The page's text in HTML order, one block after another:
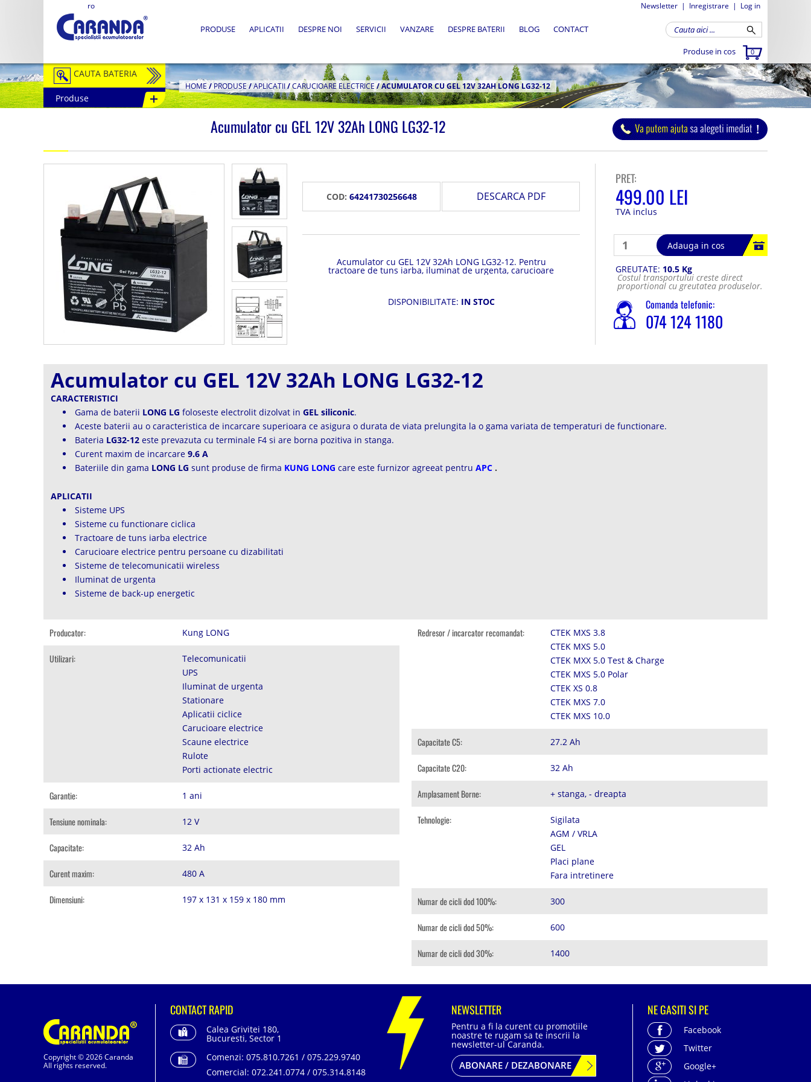
ro Newsletter | Inregistrare | Log in
Produse in cos 0
PRODUSE APLICATII DESPRE NOI SERVICII VANZARE DESPRE BATERII BLOG CONTACT
CAUTA BATERIA
Auto / Moto
Semitractiune
Redresoare
Accesorii Baterii
Produse
HOME/PRODUSE /APLICATII/CARUCIOARE ELECTRICE/ACUMULATOR CU GEL 12V 32AH LONG LG32-12
Acumulator cu GEL 12V 32Ah LONG LG32-12
COD: 64241730256648 DESCARCA PDF
Acumulator cu GEL 12V 32Ah LONG LG32-12. Pentru
tractoare de tuns iarba, iluminat de urgenta, carucioare
DISPONIBILITATE: IN STOC
PRET:
499.00 LEI
TVA inclus
Adauga in cos
GREUTATE: 10.5 Kg
Costul transportului creste direct
proportional cu greutatea produselor.
Comanda telefonic:
074 124 1180
Acumulator cu GEL 12V 32Ah LONG LG32-12
CARACTERISTICI
Gama de baterii LONG LG foloseste electrolit dizolvat in GEL siliconic.
Aceste baterii au o caracteristica de incarcare superioara ce asigura o durata de viata prelungita la o gama variata de temperaturi de functionare.
Bateria LG32-12 este prevazuta cu terminale F4 si are borna pozitiva in stanga.
Curent maxim de incarcare 9.6 A
Bateriile din gama LONG LG sunt produse de firma KUNG LONG care este furnizor agreeat pentru APC .
APLICATII
Sisteme UPS
Sisteme cu functionare ciclica
Tractoare de tuns iarba electrice
Carucioare electrice pentru persoane cu dizabilitati
Sisteme de telecomunicatii wireless
Iluminat de urgenta
Sisteme de back-up energetic
Producator: Kung LONG
Utilizari:
Telecomunicatii
UPS
Iluminat de urgenta
Stationare
Aplicatii ciclice
Carucioare electrice
Scaune electrice
Rulote
Porti actionate electric
Garantie: 1 ani
Tensiune nominala: 12 V
Capacitate: 32 Ah
Curent maxim: 480 A
Dimensiuni: 197 x 131 x 159 x 180 mm
Redresor / incarcator recomandat:
CTEK MXS 3.8
CTEK MXS 5.0
CTEK MXX 5.0 Test & Charge
CTEK MXS 5.0 Polar
CTEK XS 0.8
CTEK MXS 7.0
CTEK MXS 10.0
Capacitate C5: 27.2 Ah
Capacitate C20: 32 Ah
Amplasament Borne: + stanga, - dreapta
Tehnologie:
Sigilata
AGM / VRLA
GEL
Placi plane
Fara intretinere
Numar de cicli dod 100%: 300
Numar de cicli dod 50%: 600
Numar de cicli dod 30%: 1400
Copyright © 2026 Caranda
All rights reserved.
CONTACT RAPID
Calea Grivitei 180,
Bucuresti, Sector 1
Comenzi: 075.810.7261 / 075.229.9740
Comercial: 072.241.0774 / 075.314.8148
NEWSLETTER
Pentru a fi la curent cu promotiile
noastre te rugam sa te inscrii la
newsletter-ul Caranda.
ABONARE / DEZABONARE
NE GASITI SI PE
Facebook
Twitter
Google+